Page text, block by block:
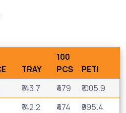
TRAY
100
PCS
PETI
₹143.7 ₹479
₹1005.9
₹142.2 ₹474
₹995.4